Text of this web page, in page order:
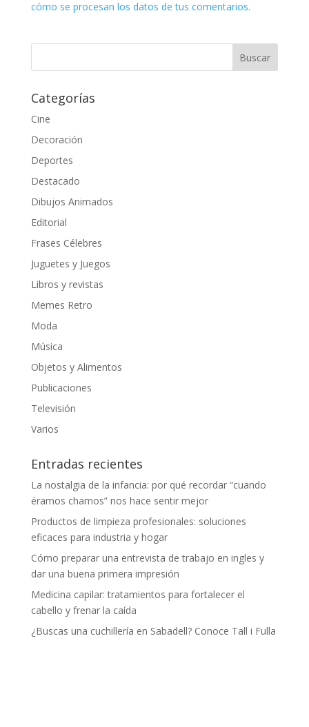
cómo se procesan los datos de tus comentarios.
Categorías
Cine
Decoración
Deportes
Destacado
Dibujos Animados
Editorial
Frases Célebres
Juguetes y Juegos
Libros y revistas
Memes Retro
Moda
Música
Objetos y Alimentos
Publicaciones
Televisión
Varios
Entradas recientes
La nostalgia de la infancia: por qué recordar “cuando
éramos chamos” nos hace sentir mejor
Productos de limpieza profesionales: soluciones
eficaces para industria y hogar
Cómo preparar una entrevista de trabajo en ingles y
dar una buena primera impresión
Medicina capilar: tratamientos para fortalecer el
cabello y frenar la caída
¿Buscas una cuchillería en Sabadell? Conoce Tall i Fulla